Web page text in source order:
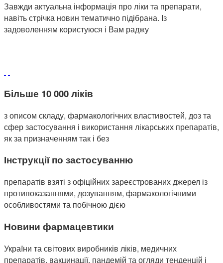
Завжди актуальна інформація про ліки та препарати,
навіть стрічка новин тематично підібрана. Із
задоволенням користуюся і Вам раджу
Більше 10 000 ліків
з описом складу, фармакологічних властивостей, доз та
сфер застосування і використання лікарських препаратів,
як за призначенням так і без
Інструкції по застосуванню
препаратів взяті з офіційних зареєстрованих джерел із
протипоказаннями, дозуванням, фармакологічними
особливостями та побічною дією
Новини фармацевтики
України та світових виробників ліків, медичних
препаратів, вакцинації, пандемій та огляди тенденцій і